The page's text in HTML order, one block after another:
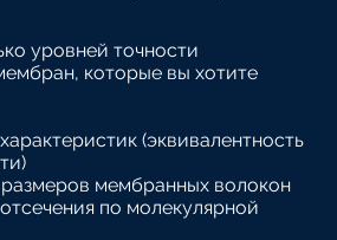
уровней точности
которые вы хотите
(эквивалентность
размеров мембранных волокон
по молекулярной